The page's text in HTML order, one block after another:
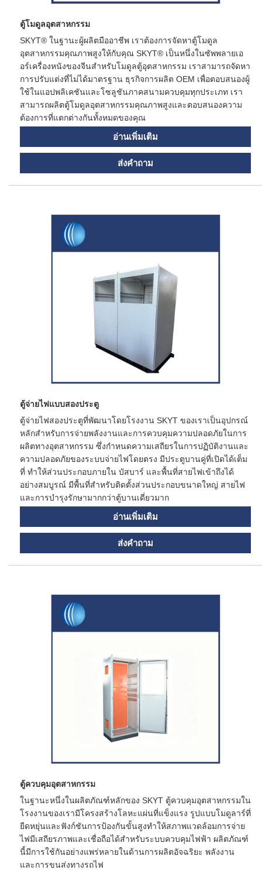
ตู้โมดูลอุตสาหกรรม
SKYT® ในฐานะผู้ผลิตมืออาชีพ เราต้องการจัดหาตู้โมดูล
อุตสาหกรรมคุณภาพสูงให้กับคุณ SKYT® เป็นหนึ่งในซัพพลายเอ
อร์เครื่องหนังของจีนสำหรับโมดูลตู้อุตสาหกรรม เราสามารถจัดหา
การปรับแต่งที่ไม่ได้มาตรฐาน ธุรกิจการผลิต OEM เพื่อตอบสนองผู้
ใช้ในแอปพลิเคชันและโซลูชันภาคสนามควบคุมทุกประเภท เรา
สามารถผลิตตู้โมดูลอุตสาหกรรมคุณภาพสูงและตอบสนองความ
ต้องการที่แตกต่างกันทั้งหมดของคุณ
อ่านเพิ่มเติม
ส่งคำถาม
ตู้จ่ายไฟแบบสองประตู
ตู้จ่ายไฟสองประตูที่พัฒนาโดยโรงงาน SKYT ของเราเป็นอุปกรณ์
หลักสำหรับการจ่ายพลังงานและการควบคุมความปลอดภัยในการ
ผลิตทางอุตสาหกรรม ซึ่งกำหนดความเสถียรในการปฏิบัติงานและ
ความปลอดภัยของระบบจ่ายไฟโดยตรง มีประตูบานคู่ที่เปิดได้เต็ม
ที่ ทำให้ส่วนประกอบภายใน บัสบาร์ และพื้นที่สายไฟเข้าถึงได้
อย่างสมบูรณ์ มีพื้นที่สำหรับติดตั้งส่วนประกอบขนาดใหญ่ สายไฟ
และการบำรุงรักษามากกว่าตู้บานเดี่ยวมาก
อ่านเพิ่มเติม
ส่งคำถาม
ตู้ควบคุมอุตสาหกรรม
ในฐานะหนึ่งในผลิตภัณฑ์หลักของ SKYT ตู้ควบคุมอุตสาหกรรมใน
โรงงานของเรามีโครงสร้างโลหะแผ่นที่แข็งแรง รูปแบบโมดูลาร์ที่
ยืดหยุ่นและฟังก์ชันการป้องกันขั้นสูงทำให้สภาพแวดล้อมการจ่าย
ไฟมีเสถียรภาพและเชื่อถือได้สำหรับระบบควบคุมไฟฟ้า ผลิตภัณฑ์
นี้มีการใช้กันอย่างแพร่หลายในด้านการผลิตอัจฉริยะ พลังงาน
และการขนส่งทางรถไฟ